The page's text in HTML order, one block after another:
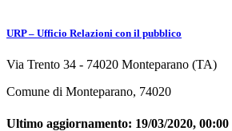
URP – Ufficio Relazioni con il pubblico
Via Trento 34 - 74020 Monteparano (TA)
Comune di Monteparano, 74020
Ultimo aggiornamento: 19/03/2020, 00:00